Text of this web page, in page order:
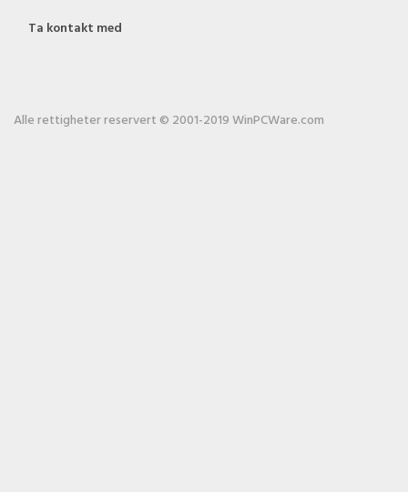
Ta kontakt med
Alle rettigheter reservert © 2001-2019 WinPCWare.com